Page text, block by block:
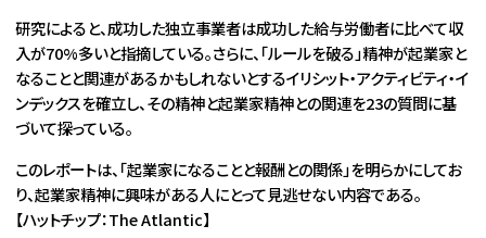
研究によると、成功した独立事業者は成功した給与労働者に比べて収
入が70%多いと指摘している。さらに、「ルールを破る」精神が起業家と
なることと関連があるかもしれないとするイリシット・アクティビティ・イ
ンデックスを確立し、その精神と起業家精神との関連を23の質問に基
づいて探っている。
このレポートは、「起業家になることと報酬との関係」を明らかにしてお
り、起業家精神に興味がある人にとって見逃せない内容である。
【ハットチップ：The Atlantic】